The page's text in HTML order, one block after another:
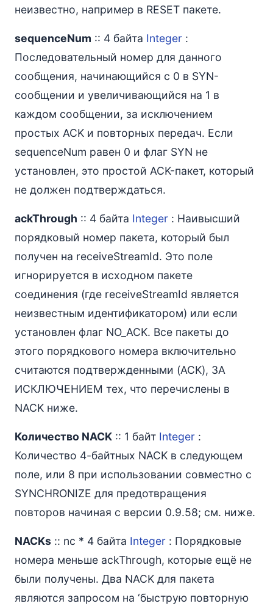
неизвестно, например в RESET пакете.
sequenceNum :: 4 байта Integer :
Последовательный номер для данного
сообщения, начинающийся с 0 в SYN-
сообщении и увеличивающийся на 1 в
каждом сообщении, за исключением
простых ACK и повторных передач. Если
sequenceNum равен 0 и флаг SYN не
установлен, это простой ACK-пакет, который
не должен подтверждаться.
ackThrough :: 4 байта Integer : Наивысший
порядковый номер пакета, который был
получен на receiveStreamId. Это поле
игнорируется в исходном пакете
соединения (где receiveStreamId является
неизвестным идентификатором) или если
установлен флаг NO_ACK. Все пакеты до
этого порядкового номера включительно
считаются подтвержденными (ACK), ЗА
ИСКЛЮЧЕНИЕМ тех, что перечислены в
NACK ниже.
Количество NACK :: 1 байт Integer :
Количество 4-байтных NACK в следующем
поле, или 8 при использовании совместно с
SYNCHRONIZE для предотвращения
повторов начиная с версии 0.9.58; см. ниже.
NACKs :: nc * 4 байта Integer : Порядковые
номера меньше ackThrough, которые ещё не
были получены. Два NACK для пакета
являются запросом на ‘быструю повторную